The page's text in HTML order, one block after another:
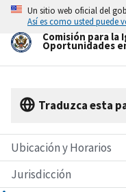
Skip
main
content
Un sitio web oficial del
Así es como usted puede
Comisión para la
Oportunidades
Traduzca esta
Ubicación y Horarios
Jurisdicción